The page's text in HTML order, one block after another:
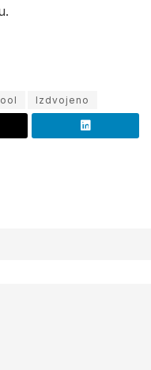
Izdvojeno